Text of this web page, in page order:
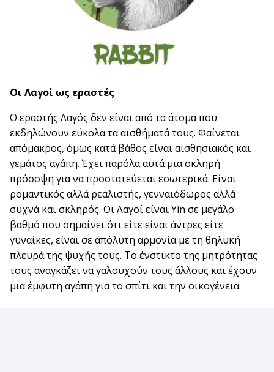
Οι Λαγοί ως εραστές
Ο εραστής Λαγός δεν είναι από τα άτομα που
εκδηλώνουν εύκολα τα αισθήματά τους. Φαίνεται
απόμακρος, όμως κατά βάθος είναι αισθησιακός και
γεμάτος αγάπη. Έχει παρόλα αυτά μια σκληρή
πρόσοψη για να προστατεύεται εσωτερικά. Είναι
ρομαντικός αλλά ρεαλιστής, γενναιόδωρος αλλά
συχνά και σκληρός. Οι Λαγοί είναι Yin σε μεγάλο
βαθμό που σημαίνει ότι είτε είναι άντρες είτε
γυναίκες, είναι σε απόλυτη αρμονία με τη θηλυκή
πλευρά της ψυχής τους. Το ένστικτο της μητρότητας
τους αναγκάζει να γαλουχούν τους άλλους και έχουν
μια έμφυτη αγάπη για το σπίτι και την οικογένεια.